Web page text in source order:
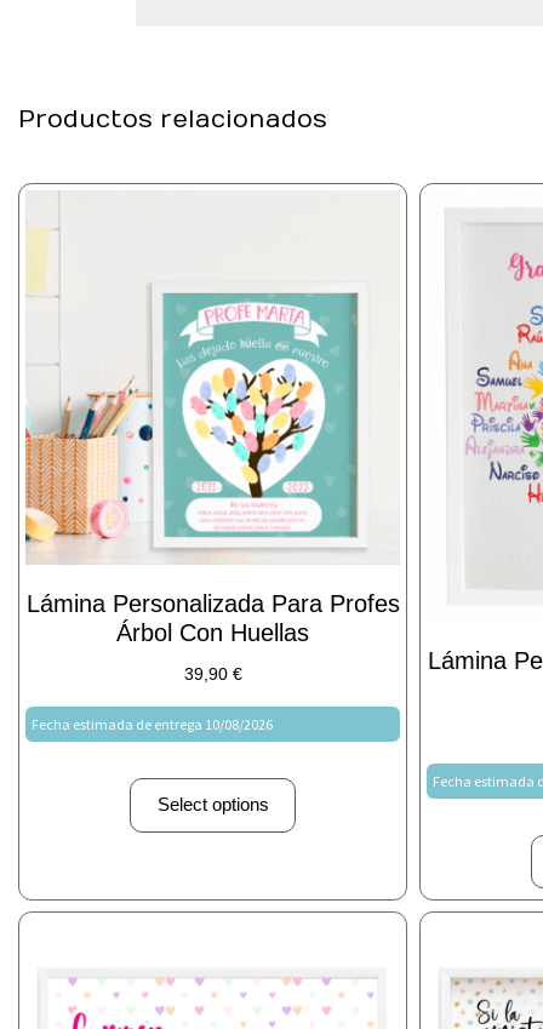
Productos relacionados
Lámina Personalizada Para Profes
Árbol Con Huellas
39,90 €
Fecha estimada de entrega 10/08/2026
Select options
Lámina
Fecha estimada